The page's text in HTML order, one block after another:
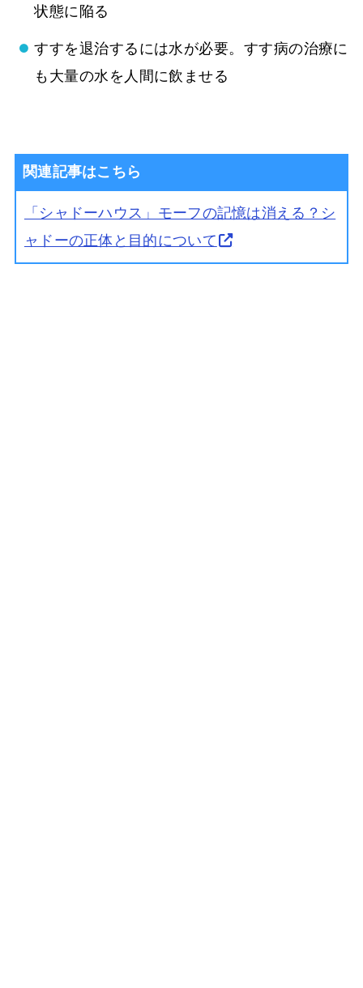
状態に陥る
すすを退治するには水が必要。すす病の治療に
も大量の水を人間に飲ませる
関連記事はこちら
「シャドーハウス」モーフの記憶は消える？シ
ャドーの正体と目的について